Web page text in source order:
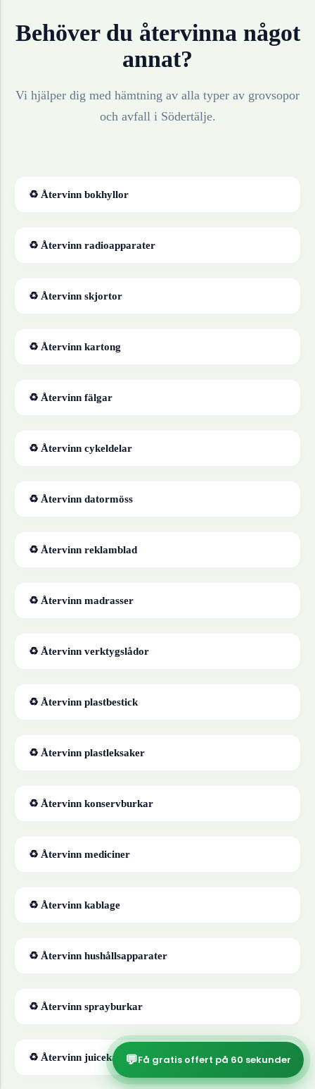
Behöver du återvinna något
annat?
Vi hjälper dig med hämtning av alla typer av grovsopor
och avfall i Södertälje.
♻ Återvinn bokhyllor
♻ Återvinn radioapparater
♻ Återvinn skjortor
♻ Återvinn kartong
♻ Återvinn fälgar
♻ Återvinn cykeldelar
♻ Återvinn datormöss
♻ Återvinn reklamblad
♻ Återvinn madrasser
♻ Återvinn verktygslådor
♻ Återvinn plastbestick
♻ Återvinn plastleksaker
♻ Återvinn konservburkar
♻ Återvinn mediciner
♻ Återvinn kablage
♻ Återvinn hushållsapparater
♻ Återvinn sprayburkar
♻ Återvinn juicekartonger
💬Få gratis offert på 60 sekunder